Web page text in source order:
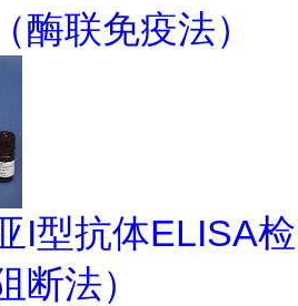
酶联免疫法）
I型抗体ELISA检
断法）